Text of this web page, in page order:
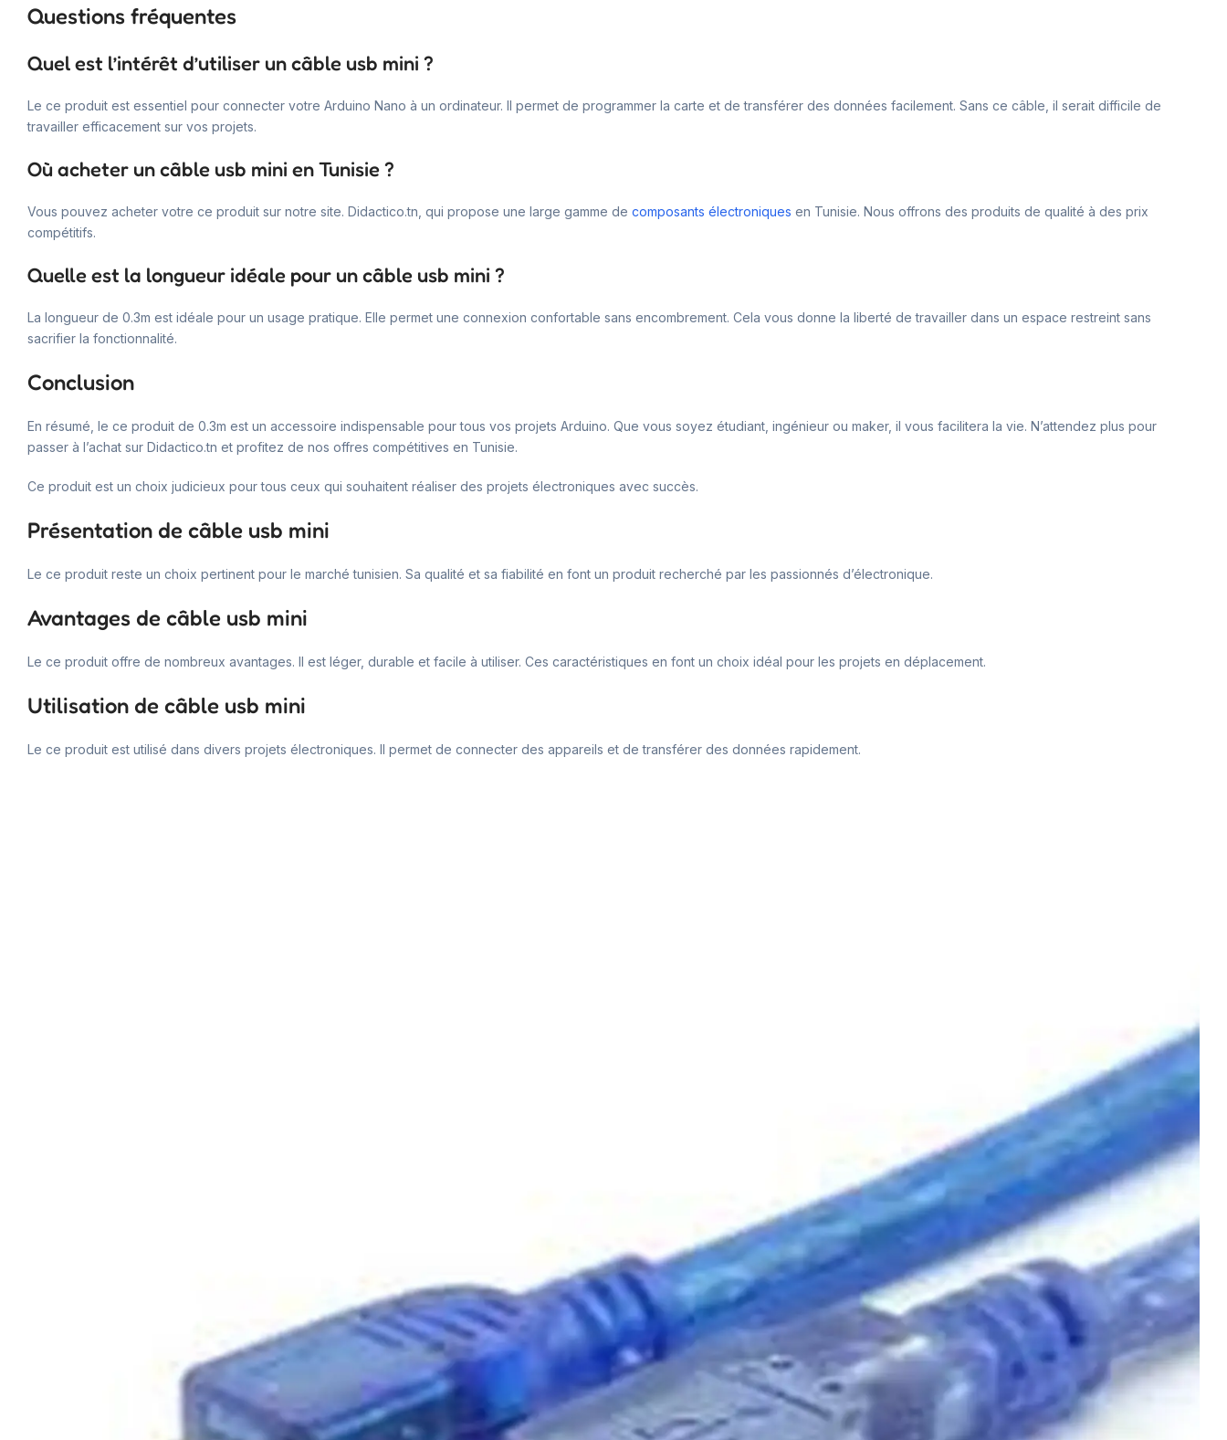
Questions fréquentes
Quel est l’intérêt d’utiliser un câble usb mini ?
Le ce produit est essentiel pour connecter votre Arduino Nano à un ordinateur. Il permet de programmer la carte et de transférer des données facilement. Sans ce câble, il serait difficile de
travailler efficacement sur vos projets.
Où acheter un câble usb mini en Tunisie ?
Vous pouvez acheter votre ce produit sur notre site. Didactico.tn, qui propose une large gamme de composants électroniques en Tunisie. Nous offrons des produits de qualité à des prix
compétitifs.
Quelle est la longueur idéale pour un câble usb mini ?
La longueur de 0.3m est idéale pour un usage pratique. Elle permet une connexion confortable sans encombrement. Cela vous donne la liberté de travailler dans un espace restreint sans
sacrifier la fonctionnalité.
Conclusion
En résumé, le ce produit de 0.3m est un accessoire indispensable pour tous vos projets Arduino. Que vous soyez étudiant, ingénieur ou maker, il vous facilitera la vie. N’attendez plus pour
passer à l’achat sur Didactico.tn et profitez de nos offres compétitives en Tunisie.
Ce produit est un choix judicieux pour tous ceux qui souhaitent réaliser des projets électroniques avec succès.
Présentation de câble usb mini
Le ce produit reste un choix pertinent pour le marché tunisien. Sa qualité et sa fiabilité en font un produit recherché par les passionnés d’électronique.
Avantages de câble usb mini
Le ce produit offre de nombreux avantages. Il est léger, durable et facile à utiliser. Ces caractéristiques en font un choix idéal pour les projets en déplacement.
Utilisation de câble usb mini
Le ce produit est utilisé dans divers projets électroniques. Il permet de connecter des appareils et de transférer des données rapidement.